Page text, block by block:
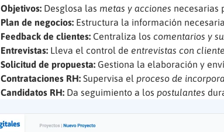
Objetivos:Desglosa las metas y acciones necesarias
Plan de negocios:Estructura la información
Feedback de clientes:Centraliza los comentarios y
Entrevistas:Lleva el control de entrevistas con
Solicitud de propuesta:Gestiona la elaboración y
Contrataciones RH:Supervisa el proceso de
Candidatos RH:Da seguimiento a los postulantes